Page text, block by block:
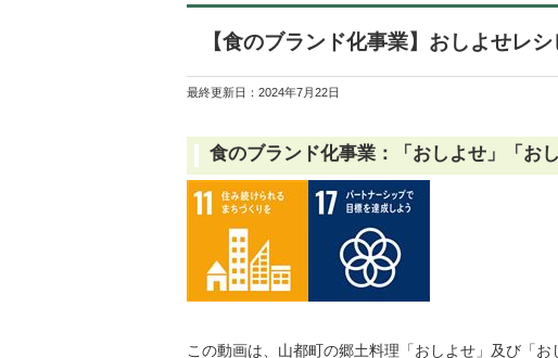
【食のブランド化事業】おしよせレ
最終更新日： 2024年7月22日
食のブランド化事業：「おしよせ」「お
この動画は、山都町の郷土料理「おしよせ」及び「